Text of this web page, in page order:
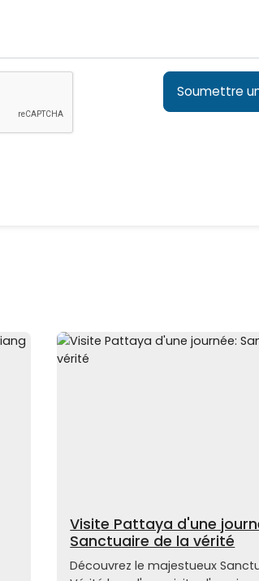
Soumettre
Visite Pattaya d'une
Sanctuaire de la vérité
Découvrez le majestueux